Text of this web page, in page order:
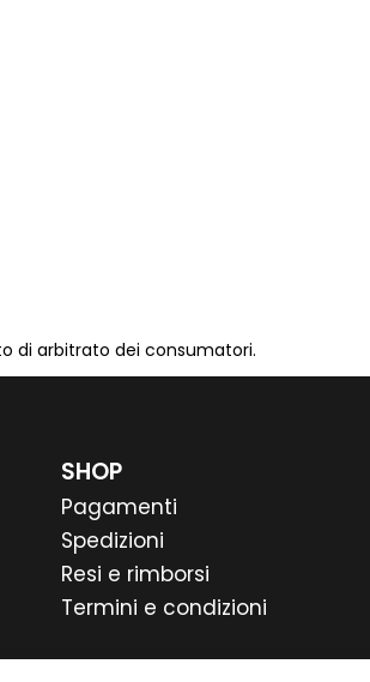
di arbitrato dei consumatori.
SHOP
Pagamenti
Spedizioni
Resi e rimborsi
Termini e condizioni